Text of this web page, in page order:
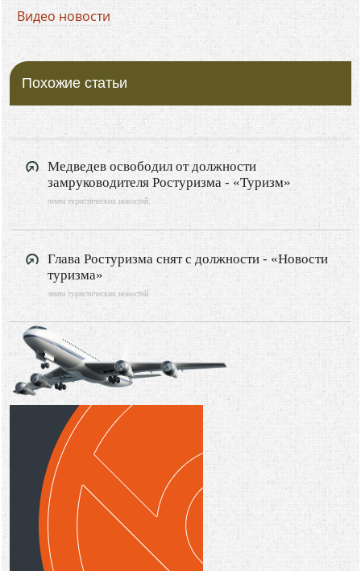
Видео новости
Похожие статьи
Медведев освободил от должности
замруководителя Ростуризма - «Туризм»
лента туристических новостей
Глава Ростуризма снят с должности - «Новости
туризма»
лента туристических новостей